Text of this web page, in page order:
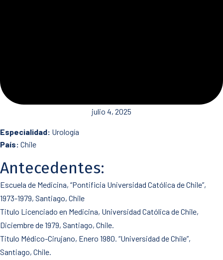
julio 4, 2025
Especialidad: Urología
País: Chile
Antecedentes:
Escuela de Medicina, “Pontificia Universidad Católica de Chile”,
1973-1979, Santiago, Chile
Titulo Licenciado en Medicina, Universidad Católica de Chile,
Diciembre de 1979, Santiago, Chile.
Titulo Médico-Cirujano, Enero 1980. “Universidad de Chile”,
Santiago, Chile.